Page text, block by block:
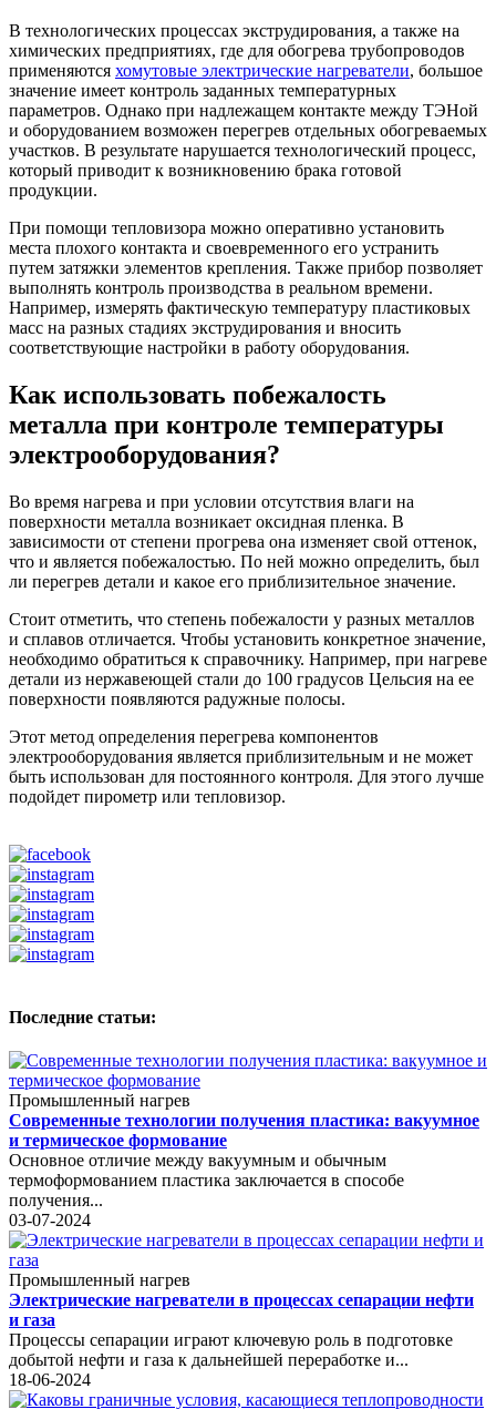
В технологических процессах экструдирования, а также на
химических предприятиях, где для обогрева трубопроводов
применяются хомутовые электрические нагреватели, большое
значение имеет контроль заданных температурных
параметров. Однако при надлежащем контакте между ТЭНой
и оборудованием возможен перегрев отдельных обогреваемых
участков. В результате нарушается технологический процесс,
который приводит к возникновению брака готовой
продукции.
При помощи тепловизора можно оперативно установить
места плохого контакта и своевременного его устранить
путем затяжки элементов крепления. Также прибор позволяет
выполнять контроль производства в реальном времени.
Например, измерять фактическую температуру пластиковых
масс на разных стадиях экструдирования и вносить
соответствующие настройки в работу оборудования.
Как использовать побежалость
металла при контроле температуры
электрооборудования?
Во время нагрева и при условии отсутствия влаги на
поверхности металла возникает оксидная пленка. В
зависимости от степени прогрева она изменяет свой оттенок,
что и является побежалостью. По ней можно определить, был
ли перегрев детали и какое его приблизительное значение.
Стоит отметить, что степень побежалости у разных металлов
и сплавов отличается. Чтобы установить конкретное значение,
необходимо обратиться к справочнику. Например, при нагреве
детали из нержавеющей стали до 100 градусов Цельсия на ее
поверхности появляются радужные полосы.
Этот метод определения перегрева компонентов
электрооборудования является приблизительным и не может
быть использован для постоянного контроля. Для этого лучше
подойдет пирометр или тепловизор.
Последние статьи:
Промышленный нагрев
Современные технологии получения пластика: вакуумное
и термическое формование
Основное отличие между вакуумным и обычным
термоформованием пластика заключается в способе
получения...
03-07-2024
Промышленный нагрев
Электрические нагреватели в процессах сепарации нефти
и газа
Процессы сепарации играют ключевую роль в подготовке
добытой нефти и газа к дальнейшей переработке и...
18-06-2024